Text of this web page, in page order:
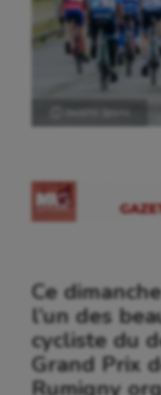
Ce
l’un des
cycliste du
Grand Prix
Rumigny